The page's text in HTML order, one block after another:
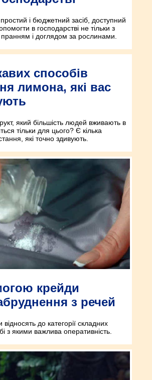
і бюджетний засіб, доступний
в господарстві не тільки з
і доглядом за рослинами.
способів
лимона, які вас
який більшість людей вживають в
тільки для цього? Є кілька
які точно здивують.
крейди
з речей
до категорії складних
з якими важлива оперативність.